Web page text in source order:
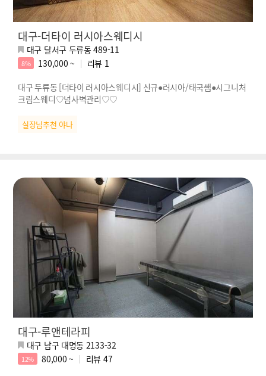
대구-더타이 러시아스웨디시
대구 달서구 두류동 489-11
8% 130,000 ~ 리뷰 1
대구 두류동 [더타이 러시아스웨디시] 신규●러시아/태국쌤●시그니처
크림스웨디♡넘사벽관리♡♡
실장님추천 야나
대구-루앤테라피
대구 남구 대명동 2133-32
12% 80,000 ~ 리뷰 47